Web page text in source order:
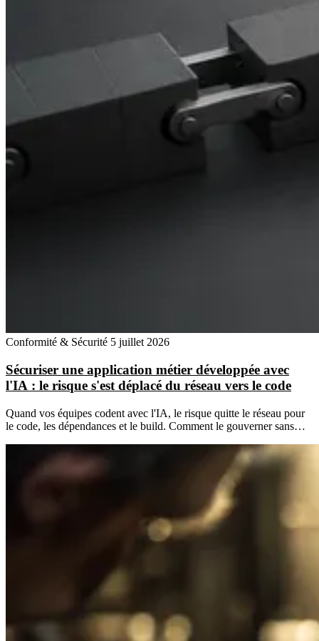
Conformité & Sécurité 5 juillet 2026
Sécuriser une application métier développée avec
l'IA : le risque s'est déplacé du réseau vers le code
Quand vos équipes codent avec l'IA, le risque quitte le réseau pour
le code, les dépendances et le build. Comment le gouverner sans…